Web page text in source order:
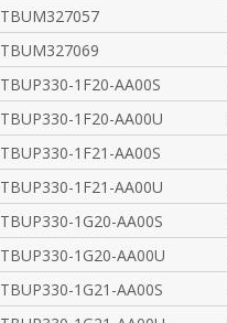
TBUM327057
TBUM327069
TBUP330-1F20-AA00S
TBUP330-1F20-AA00U
TBUP330-1F21-AA00S
TBUP330-1F21-AA00U
TBUP330-1G20-AA00S
TBUP330-1G20-AA00U
TBUP330-1G21-AA00S